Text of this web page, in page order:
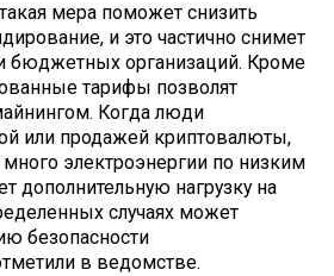
мера поможет снизить
и это частично снимет
и бюджетных организаций. Кроме
тарифы позволят
Когда люди
или продажей криптовалюты,
много электроэнергии по низким
дополнительную нагрузку на
случаях может
безопасности
в ведомстве.